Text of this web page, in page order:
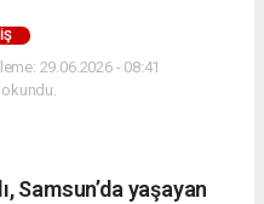
29.06.2026 - 08:41
Samsun’da yaşayan